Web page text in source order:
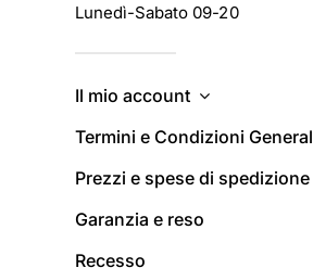
Lunedì-Sabato 09-20
Il mio account
Termini e Condizioni
Prezzi e spese di spedizione
Garanzia e reso
Recesso